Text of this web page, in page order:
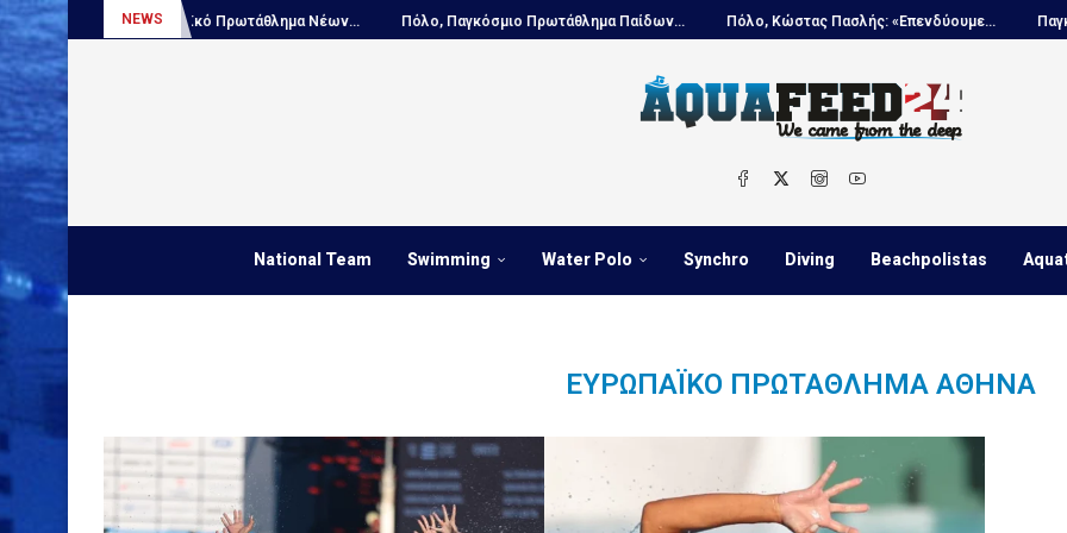
NEWS
Πόλο, Ευρωπαϊκό Πρωτάθλημα Νέων... Πόλο, Παγκόσμιο Πρωτάθλημα Παίδων... Πόλο, Κώστας Πασλής: «Επενδύουμε...
National Team Swimming Water Polo Synchro Diving Beachpolistas
ΕΥΡΩΠΑΪΚΌ ΠΡΩΤΆΘΛΗΜΑ ΑΘΉΝΑ